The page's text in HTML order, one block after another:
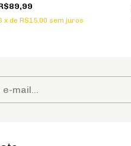
x de R$15,00 sem juros